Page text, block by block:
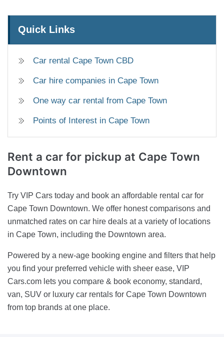
Quick Links
Car rental Cape Town CBD
Car hire companies in Cape Town
One way car rental from Cape Town
Points of Interest in Cape Town
Rent a car for pickup at Cape Town
Downtown
Try VIP Cars today and book an affordable rental car for
Cape Town Downtown. We offer honest comparisons and
unmatched rates on car hire deals at a variety of locations
in Cape Town, including the Downtown area.
Powered by a new-age booking engine and filters that help
you find your preferred vehicle with sheer ease, VIP
Cars.com lets you compare & book economy, standard,
van, SUV or luxury car rentals for Cape Town Downtown
from top brands at one place.